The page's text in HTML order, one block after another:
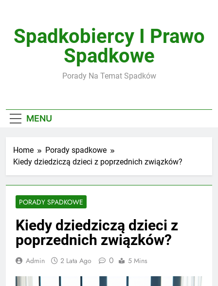
contentSpadkobiercy I Prawo
Spadkowe
Porady Na Temat Spadków
MENU
Home
Porady spadkowe
Kiedy dziedziczą dzieci z poprzednich związków?
PORADY SPADKOWE
Kiedy dziedziczą dzieci z
poprzednich związków?
Admin 2 Lata Ago 0 5 Mins